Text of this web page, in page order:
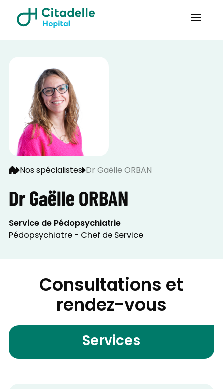
Nos spécialistes Dr Gaëlle ORBAN
Dr Gaëlle ORBAN
Service de Pédopsychiatrie
Pédopsychiatre - Chef de Service
Consultations et
rendez-vous
Services